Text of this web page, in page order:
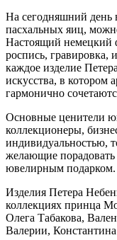
На сегодняшний день
пасхальных яиц,
Настоящий немецкий
роспись,
каждое изделие
искусства, в котором
гармонично
Основные ценители
коллекционеры,
индивидуальностью,
желающие
ювелирным подарком.
Изделия Петера
коллекциях принца
Олега Табакова,
Валерии,